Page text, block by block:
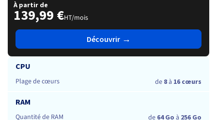
À partir de
139,99 €HT/mois
Découvrir →
CPU
Plage de cœurs
de 8à 16 cœurs
RAM
Quantité de RAM
de 64 Go à 256 Go